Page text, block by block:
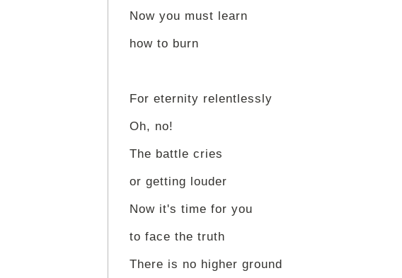
Now you must learn
how to burn
For eternity relentlessly
Oh, no!
The battle cries
or getting louder
Now it's time for you
to face the truth
There is no higher ground